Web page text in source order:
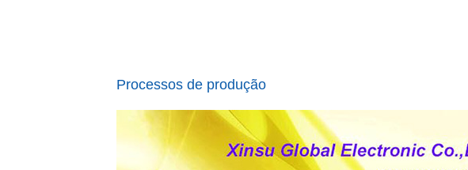
Processos de produção